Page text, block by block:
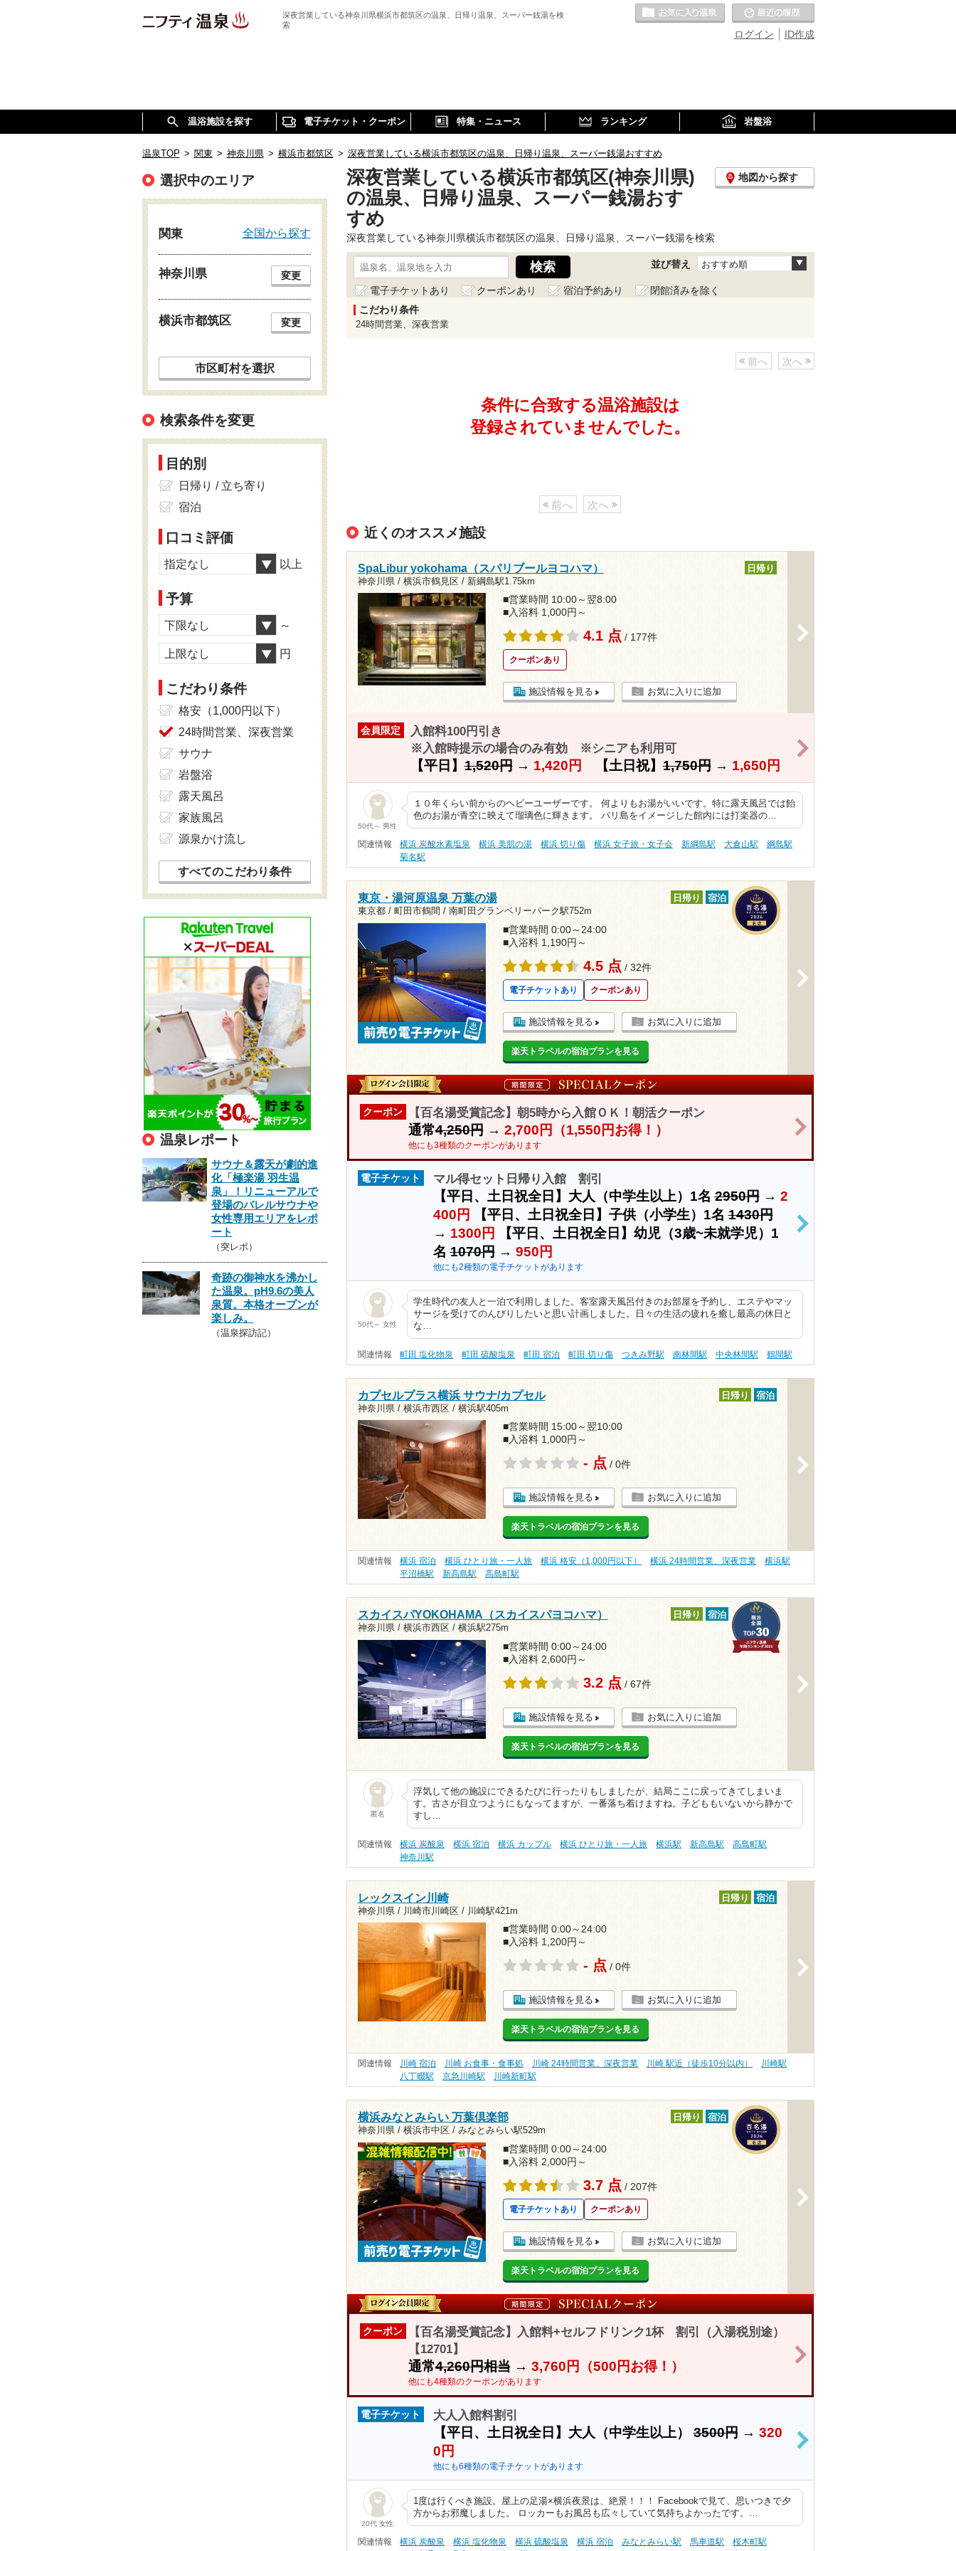
深夜営業している神奈川県横浜市都筑区の温泉、日帰り温泉、スーパー銭湯を検
索
ID作成
ログイン
お気に入りの温泉
温浴施設を探す 電子チケット・クーポン 特集・ニュース ランキング 岩盤浴
温泉TOP > 関東 > 神奈川県 > 横浜市都筑区 > 深夜営業している横浜市都筑区の温泉、日帰り温泉、スーパー銭湯おすすめ
深夜営業している横浜市都筑区(神奈川県)
の温泉、日帰り温泉、スーパー銭湯おす
すめ
地図から探す
深夜営業している神奈川県横浜市都筑区の温泉、日帰り温泉、スーパー銭湯を検索
並び替え おすすめ順
電子チケットあり クーポンあり 宿泊予約あり
閉館済みを除く
こだわり条件
24時間営業、深夜営業
前へ 次へ
条件に合致する温浴施設は
登録されていませんでした。
前へ 次へ
近くのオススメ施設
SpaLibur yokohama（スパリブールヨコハマ）
神奈川県 / 横浜市鶴見区 / 新綱島駅1.75km
日帰り
■営業時間 10:00～翌8:00
■入浴料 1,000円～
4.1 点 / 177件
クーポンあり
施設情報を見る お気に入りに追加
会員限定
入館料100円引き
※入館時提示の場合のみ有効 ※シニアも利用可
【平日】1,520円→ 1,420円 【土日祝】1,750円→ 1,650円
50代～ 男性
１０年くらい前からのヘビーユーザーです。 何よりもお湯がいいです。特に露天風呂では飴
色のお湯が青空に映えて瑠璃色に輝きます。 バリ島をイメージした館内には打楽器の…
関連情報 横浜 炭酸水素塩泉 横浜 美肌の湯 横浜 切り傷 横浜 女子旅・女子会 新綱島駅 大倉山駅
綱島駅
菊名駅
東京・湯河原温泉 万葉の湯
東京都 / 町田市鶴間 / 南町田グランベリーパーク駅752m
日帰り 宿泊
■営業時間 0:00～24:00
■入浴料 1,190円～
4.5 点 / 32件
電子チケットあり クーポンあり
施設情報を見る お気に入りに追加
楽天トラベルの宿泊プランを見る
クーポン 【百名湯受賞記念】朝5時から入館ＯＫ！朝活クーポン
通常4,250円→ 2,700円（1,550円お得！）
他にも3種類のクーポンがあります
電子チケット マル得セット日帰り入館 割引
【平日、土日祝全日】大人（中学生以上）1名2950円→ 2
400円
【平日、土日祝全日】子供（小学生）1名1430円
→ 1300円
【平日、土日祝全日】幼児（3歳~未就学児）1
名1070円→ 950円
他にも2種類の電子チケットがあります
>
50代～ 女性
学生時代の友人と一泊で利用しました。客室露天風呂付きのお部屋を予約し、エステやマッ
サージを受けてのんびりしたいと思い計画しました。日々の生活の疲れを癒し最高の休日と
な…
関連情報 町田 塩化物泉 町田 硫酸塩泉 町田 宿泊 町田 切り傷 つきみ野駅 南林間駅 中央林間駅 鶴間駅
カプセルプラス横浜 サウナ/カプセル
神奈川県 / 横浜市西区 / 横浜駅405m
日帰り 宿泊
■営業時間 15:00～翌10:00
■入浴料 1,000円～
- 点 / 0件
施設情報を見る お気に入りに追加
楽天トラベルの宿泊プランを見る
関連情報 横浜 宿泊 横浜 ひとり旅・一人旅 横浜 格安（1,000円以下） 横浜 24時間営業、深夜営業
横浜駅
平沼橋駅
新高島駅 高島町駅
スカイスパYOKOHAMA（スカイスパヨコハマ）
神奈川県 / 横浜市西区 / 横浜駅275m
日帰り 宿泊
■営業時間 0:00～24:00
■入浴料 2,600円～
3.2 点 / 67件
施設情報を見る お気に入りに追加
楽天トラベルの宿泊プランを見る
匿名
浮気して他の施設にできるたびに行ったりもしましたが、結局ここに戻ってきてしまいま
す。古さが目立つようにもなってますが、一番落ち着けますね。子どももいないから静かで
すし…
関連情報 横浜 炭酸泉 横浜 宿泊 横浜 カップル 横浜 ひとり旅・一人旅 横浜駅 新高島駅
高島町駅
神奈川駅
レックスイン川崎
神奈川県 / 川崎市川崎区 / 川崎駅421m
日帰り 宿泊
■営業時間 0:00～24:00
■入浴料 1,200円～
- 点 / 0件
施設情報を見る お気に入りに追加
楽天トラベルの宿泊プランを見る
関連情報 川崎 宿泊 川崎 お食事・食事処 川崎 24時間営業、深夜営業 川崎 駅近（徒歩10分以内）
川崎駅
八丁畷駅
京急川崎駅 川崎新町駅
横浜みなとみらい 万葉倶楽部
神奈川県 / 横浜市中区 / みなとみらい駅529m
日帰り 宿泊
■営業時間 0:00～24:00
■入浴料 2,000円～
3.7 点 / 207件
電子チケットあり クーポンあり
施設情報を見る お気に入りに追加
楽天トラベルの宿泊プランを見る
クーポン
【百名湯受賞記念】入館料+セルフドリンク1杯 割引（入湯税別途）
【12701】
通常4,260円相当→ 3,760円（500円お得！）
他にも4種類のクーポンがあります
電子チケット 大人入館料割引
【平日、土日祝全日】大人（中学生以上）3500円→ 320
0円
他にも6種類の電子チケットがあります
>
20代 女性
1度は行くべき施設。屋上の足湯×横浜夜景は、絶景！！！ Facebookで見て、思いつきで夕
方からお邪魔しました。 ロッカーもお風呂も広々していて気持ちよかったです。…
関連情報 横浜 炭酸泉 横浜 塩化物泉 横浜 硫酸塩泉 横浜 宿泊 みなとみらい駅 馬車道駅
桜木町駅
選択中のエリア
関東 全国から探す
神奈川県 変更
横浜市都筑区 変更
市区町村を選択
検索条件を変更
目的別
日帰り / 立ち寄り
宿泊
口コミ評価
指定なし 以上
予算
下限なし ～
上限なし 円
こだわり条件
格安（1,000円以下）
24時間営業、深夜営業
サウナ
岩盤浴
露天風呂
家族風呂
源泉かけ流し
すべてのこだわり条件
温泉レポート
サウナ＆露天が劇的進
化「極楽湯 羽生温
泉」！リニューアルで
登場のバレルサウナや
女性専用エリアをレポ
ート
（突レポ）
奇跡の御神水を沸かし
た温泉。pH9.6の美人
泉質。本格オープンが
楽しみ。
（温泉探訪記）